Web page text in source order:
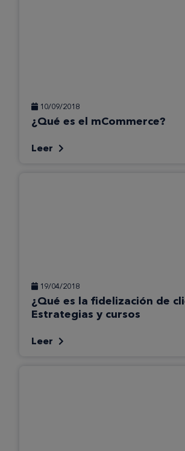
10/09/2018
¿Qué es el mCommerce?
Leer
19/04/2018
¿Qué es la fidelización de
Estrategias y cursos
Leer